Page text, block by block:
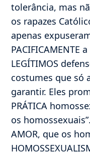
tolerância, mas
os rapazes
apenas
PACIFICAMENTE
LEGÍTIMOS
costumes que só
garantir. Eles
PRÁTICA
os
AMOR, que os